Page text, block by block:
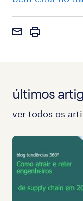
últimos
ver todos os